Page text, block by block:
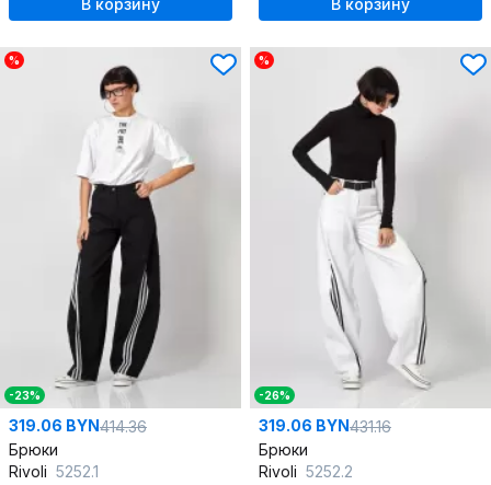
В корзину В корзину
%
-23%
319.06 BYN414.36
Брюки
Rivoli 5252.1
%
-26%
319.06 BYN431.16
Брюки
Rivoli 5252.2